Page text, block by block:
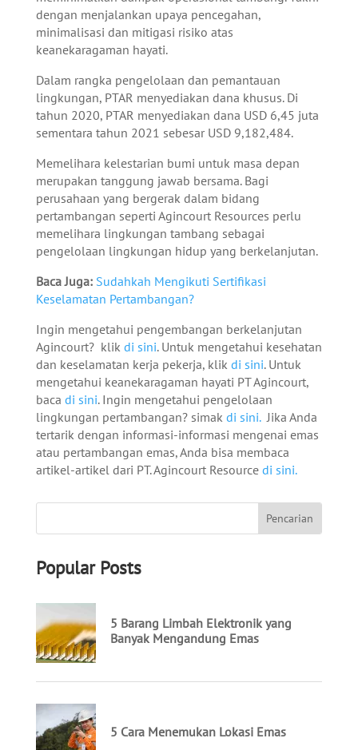
dengan menjalankan upaya pencegahan,
minimalisasi dan mitigasi risiko atas
keanekaragaman hayati.
Dalam rangka pengelolaan dan pemantauan
lingkungan, PTAR menyediakan dana khusus. Di
tahun 2020, PTAR menyediakan dana USD 6,45 juta
sementara tahun 2021 sebesar USD 9,182,484.
Memelihara kelestarian bumi untuk masa depan
merupakan tanggung jawab bersama. Bagi
perusahaan yang bergerak dalam bidang
pertambangan seperti Agincourt Resources perlu
memelihara lingkungan tambang sebagai
pengelolaan lingkungan hidup yang berkelanjutan.
Baca Juga: Sudahkah Mengikuti Sertifikasi
Keselamatan Pertambangan?
Ingin mengetahui pengembangan berkelanjutan
Agincourt? klik di sini. Untuk mengetahui kesehatan
dan keselamatan kerja pekerja, klik di sini. Untuk
mengetahui keanekaragaman hayati PT Agincourt,
baca di sini. Ingin mengetahui pengelolaan
lingkungan pertambangan? simak di sini.Jika Anda
tertarik dengan informasi-informasi mengenai emas
atau pertambangan emas, Anda bisa membaca
artikel-artikel dari PT. Agincourt Resourcedi sini.
Popular Posts